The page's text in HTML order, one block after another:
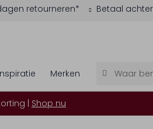
retourneren* Betaal
Merken
| Shop nu